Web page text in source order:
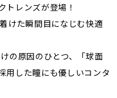
トレンズが登場！
けた瞬間目になじむ快適
の原因のひとつ、「球面
用した瞳にも優しいコンタ